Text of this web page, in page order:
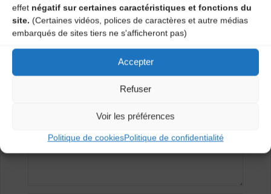
effet négatif sur certaines caractéristiques et fonctions du
site. (Certaines vidéos, polices de caractères et autre médias
embarqués de sites tiers ne s'afficheront pas)
Accepter
Refuser
Voir les préférences
Politique de cookiesPolitique de confidentialité
Laisser un
commentaire
Votre adresse e-mail ne sera pas publiée. Les champs
obligatoires sont indiqués avec*